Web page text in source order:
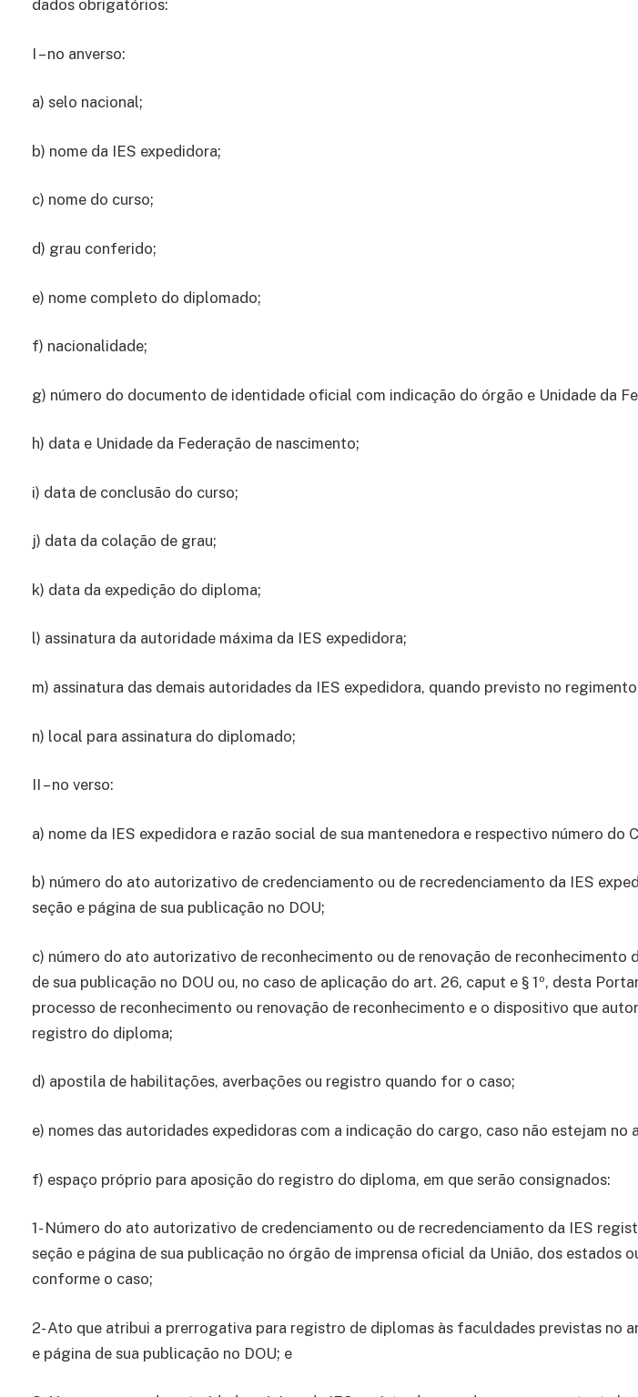
dados obrigatórios:
I – no anverso:
a) selo nacional;
b) nome da IES expedidora;
c) nome do curso;
d) grau conferido;
e) nome completo do diplomado;
f) nacionalidade;
g) número do documento de identidade oficial com indicação do órgão e Unidade da
h) data e Unidade da Federação de nascimento;
i) data de conclusão do curso;
j) data da colação de grau;
k) data da expedição do diploma;
l) assinatura da autoridade máxima da IES expedidora;
m) assinatura das demais autoridades da IES expedidora, quando previsto no
n) local para assinatura do diplomado;
II – no verso:
a) nome da IES expedidora e razão social de sua mantenedora e respectivo número do
b) número do ato autorizativo de credenciamento ou de recredenciamento da IES
seção e página de sua publicação no DOU;
c) número do ato autorizativo de reconhecimento ou de renovação de reconhecimento
de sua publicação no DOU ou, no caso de aplicação do art. 26, caput e § 1º, desta
processo de reconhecimento ou renovação de reconhecimento e o dispositivo que
registro do diploma;
d) apostila de habilitações, averbações ou registro quando for o caso;
e) nomes das autoridades expedidoras com a indicação do cargo, caso não estejam no
f) espaço próprio para aposição do registro do diploma, em que serão consignados:
1- Número do ato autorizativo de credenciamento ou de recredenciamento da IES
seção e página de sua publicação no órgão de imprensa oficial da União, dos estados
conforme o caso;
2- Ato que atribui a prerrogativa para registro de diplomas às faculdades previstas no
e página de sua publicação no DOU; e